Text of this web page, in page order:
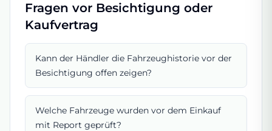
Fragen vor Besichtigung oder
Kaufvertrag
Kann der Händler die Fahrzeughistorie vor der
Besichtigung offen zeigen?
Welche Fahrzeuge wurden vor dem Einkauf
mit Report geprüft?